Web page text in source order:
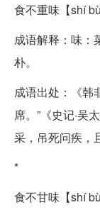
食不重味【shí
成语解释：味：
朴。
成语出处：《韩
席。”《史记·吴
采，吊死问疾，
*
食不甘味【shí